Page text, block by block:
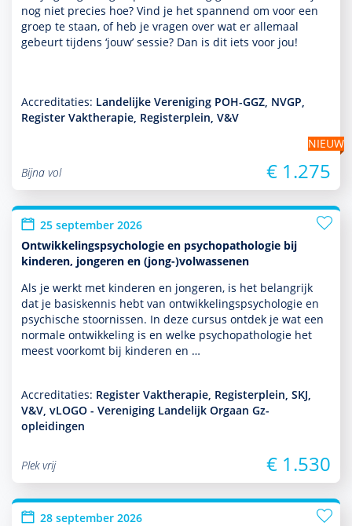
nog niet precies hoe? Vind je het spannend om voor een
groep te staan, of heb je vragen over wat er allemaal
gebeurt tijdens ‘jouw’ sessie? Dan is dit iets voor jou!
Accreditaties: Landelijke Vereniging POH-GGZ, NVGP,
Register Vaktherapie, Registerplein, V&V
NIEUW
Bijna vol
€ 1.275
25 september 2026
Ontwikkelingspsychologie en psychopathologie bij
kinderen, jongeren en (jong-)volwassenen
Als je werkt met kin­de­ren en jongeren, is het belang­rijk
dat je basis­kennis hebt van ont­wikke­lingspsycho­logie en
psychische stoor­nissen. In deze cursus ontdek je wat een
normale ont­wikke­ling is en welke psycho­patho­logie het
meest voorkomt bij kin­de­ren en …
Accreditaties: Register Vaktherapie, Registerplein, SKJ,
V&V, vLOGO - Vereniging Landelijk Orgaan Gz-
opleidingen
Plek vrij € 1.530
28 september 2026